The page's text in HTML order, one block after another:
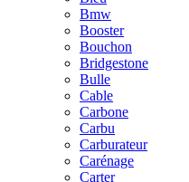
Bmw
Booster
Bouchon
Bridgestone
Bulle
Cable
Carbone
Carbu
Carburateur
Carénage
Carter